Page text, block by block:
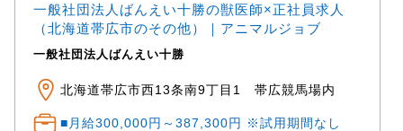
一般社団法人ばんえい十勝の獣医師×正社員求人
（北海道帯広市のその他）｜アニマルジョブ
一般社団法人ばんえい十勝
北海道帯広市西13条南9丁目1 帯広競馬場内
■月給300,000円～387,300円 ※試用期間なし